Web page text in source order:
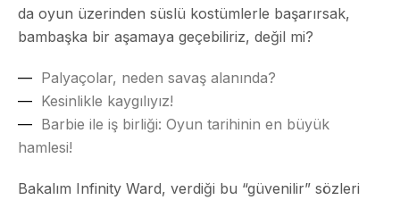
da oyun üzerinden süslü kostümlerle başarırsak,
bambaşka bir aşamaya geçebiliriz, değil mi?
Palyaçolar, neden savaş alanında?
Kesinlikle kaygılıyız!
Barbie ile iş birliği: Oyun tarihinin en büyük
hamlesi!
Bakalım Infinity Ward, verdiği bu “güvenilir” sözleri